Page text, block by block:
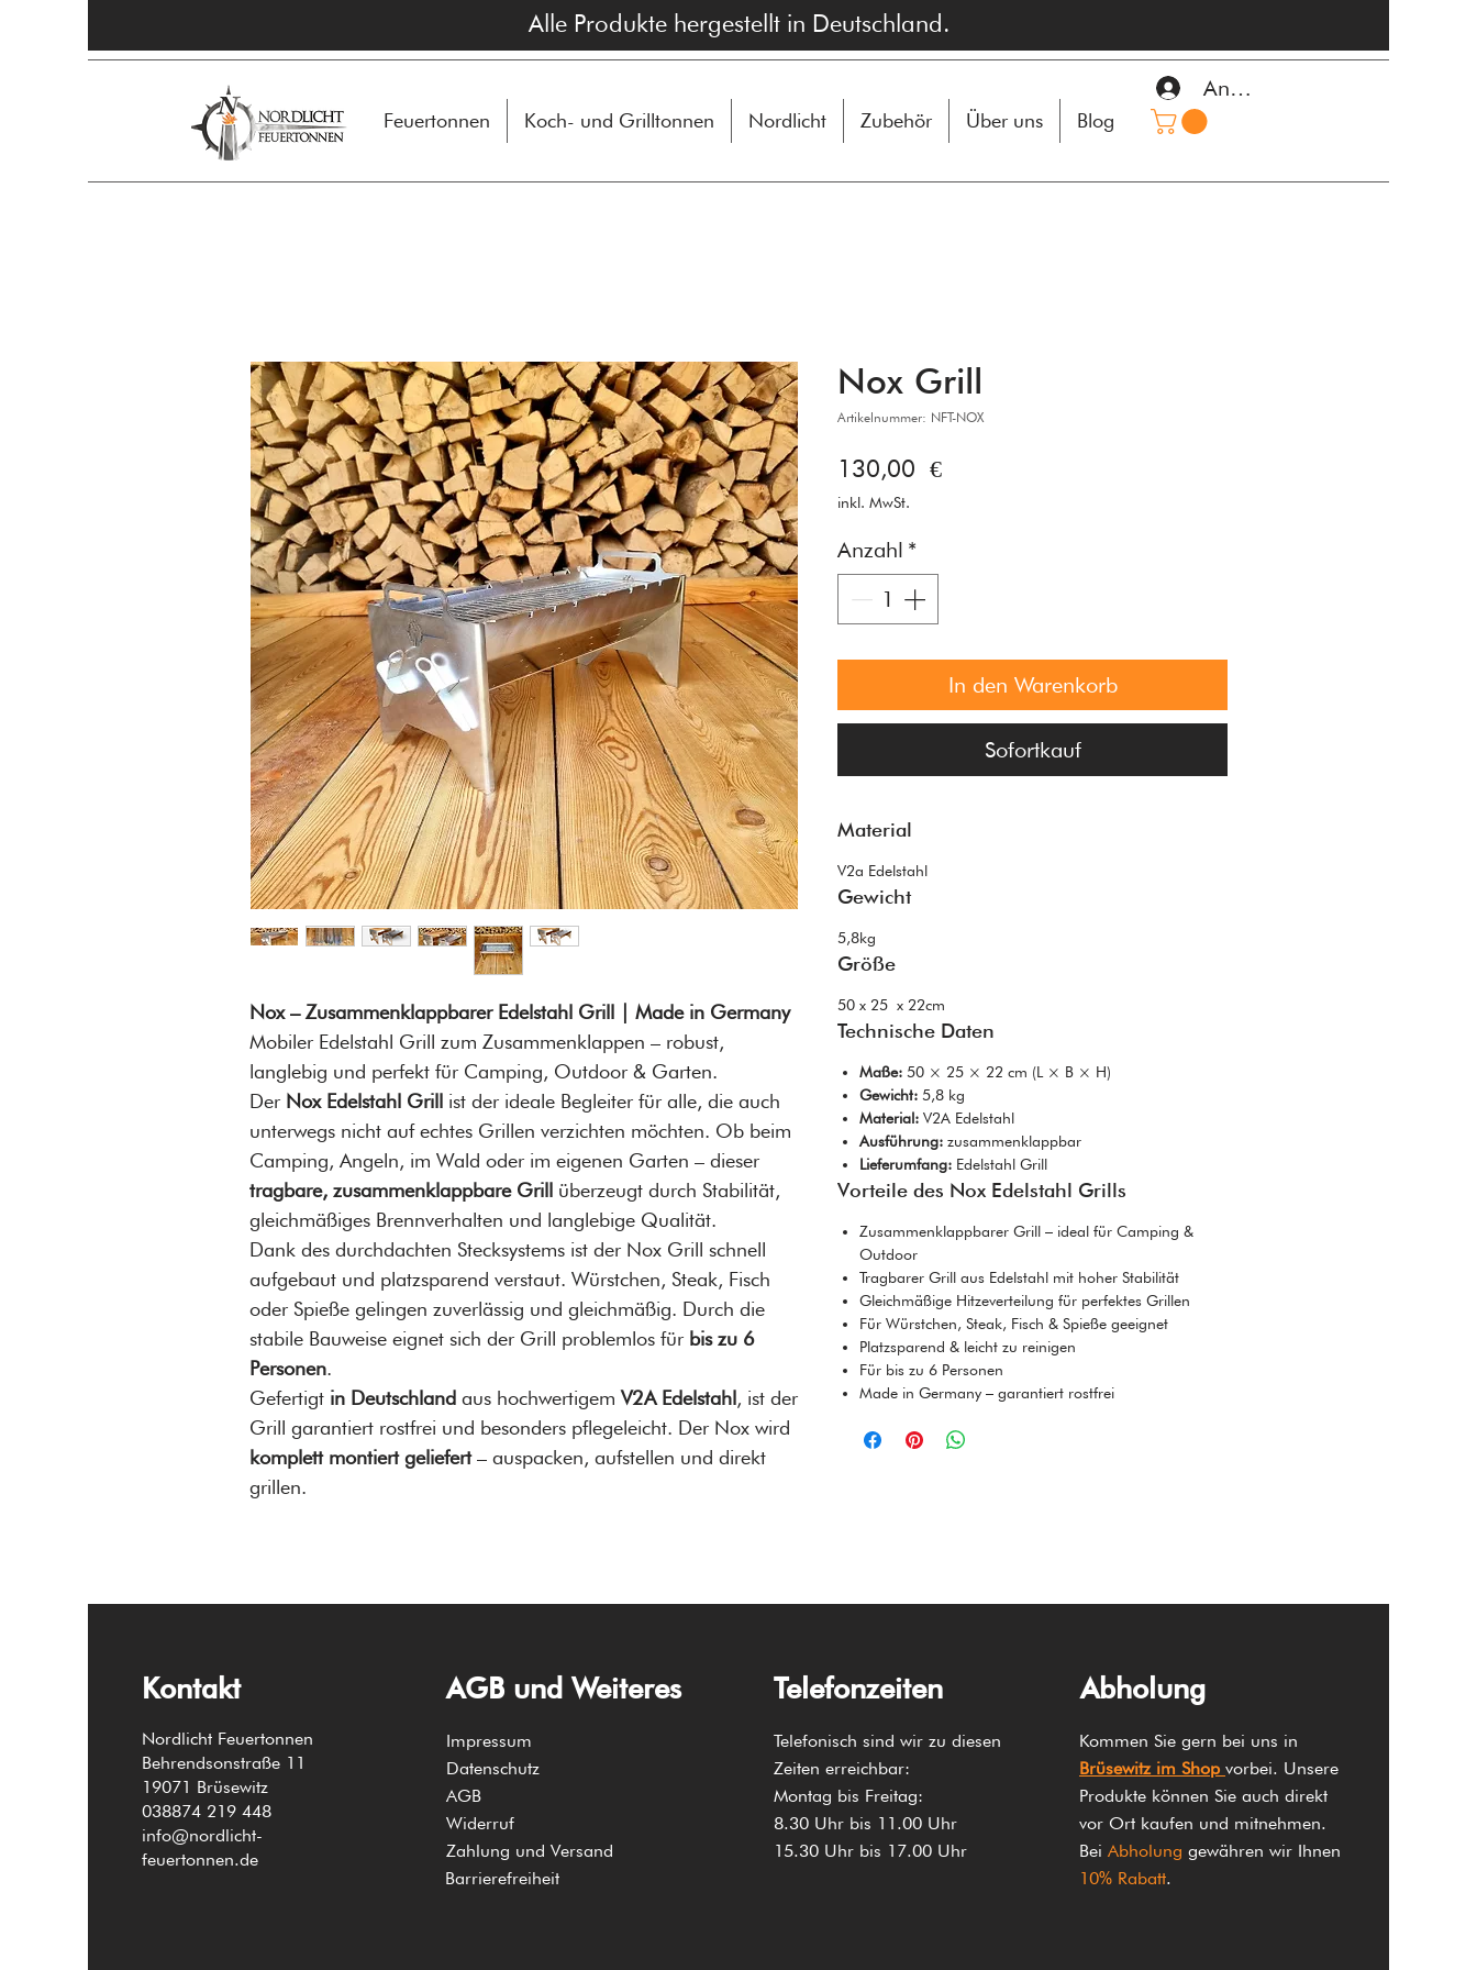
Alle Produkte hergestellt in Deutschland.
Anmelden
Feuertonnen Koch- und Grilltonnen Nordlicht Zubehör Über uns Blog
Nox – Zusammenklappbarer Edelstahl Grill | Made in Germany
Mobiler Edelstahl Grill zum Zusammenklappen – robust,
langlebig und perfekt für Camping, Outdoor & Garten.
Der Nox Edelstahl Grill ist der ideale Begleiter für alle, die auch
unterwegs nicht auf echtes Grillen verzichten möchten. Ob beim
Camping, Angeln, im Wald oder im eigenen Garten – dieser
tragbare, zusammenklappbare Grill überzeugt durch Stabilität,
gleichmäßiges Brennverhalten und langlebige Qualität.
Dank des durchdachten Stecksystems ist der Nox Grill schnell
aufgebaut und platzsparend verstaut. Würstchen, Steak, Fisch
oder Spieße gelingen zuverlässig und gleichmäßig. Durch die
stabile Bauweise eignet sich der Grill problemlos für bis zu 6
Personen.
Gefertigt in Deutschland aus hochwertigemV2A Edelstahl, ist der
Grill garantiert rostfrei und besonders pflegeleicht. Der Nox wird
komplett montiert geliefert– auspacken, aufstellen und direkt
grillen.
Nox Grill
Artikelnummer: NFT-NOX
130,00 €Preis
inkl. MwSt.
Anzahl *
In den Warenkorb
Sofortkauf
Material
V2a Edelstahl
Gewicht
5,8kg
Größe
50 x 25 x 22cm
Technische Daten
Maße: 50 × 25 × 22 cm (L × B × H)
Gewicht: 5,8 kg
Material: V2A Edelstahl
Ausführung: zusammenklappbar
Lieferumfang: Edelstahl Grill
Vorteile des Nox Edelstahl Grills
Zusammenklappbarer Grill – ideal für Camping &
Outdoor
Tragbarer Grill aus Edelstahl mit hoher Stabilität
Gleichmäßige Hitzeverteilung für perfektes Grillen
Für Würstchen, Steak, Fisch & Spieße geeignet
Platzsparend & leicht zu reinigen
Für bis zu 6 Personen
Made in Germany – garantiert rostfrei
Kontakt
Nordlicht Feuertonnen
Behrendsonstraße 11
19071 Brüsewitz
038874 219 448
info@nordlicht-
feuertonnen.de
AGB und Weiteres
Impressum
Datenschutz
AGB
Widerruf
Zahlung und Versand
Barrierefreiheit
Telefonzeiten
Telefonisch sind wir zu diesen
Zeiten erreichbar:
Montag bis Freitag:
8.30 Uhr bis 11.00 Uhr
15.30 Uhr bis 17.00 Uhr
Abholung
Kommen Sie gern bei uns in
Brüsewitz im Shopvorbei. Unsere
Produkte können Sie auch direkt
vor Ort kaufen und mitnehmen.
BeiAbholung gewähren wir Ihnen
10% Rabatt.